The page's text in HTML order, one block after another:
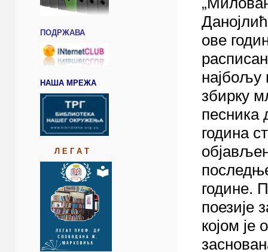
ПОДРЖАВА
НАША МРЕЖА
Л Е Г А Т
ове
најбољу
збирку
песника
година
године.
поезије
којом је